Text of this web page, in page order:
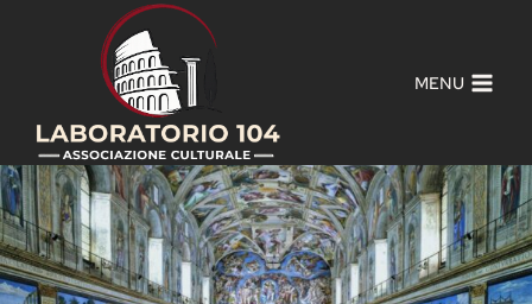
contenuto
MENU